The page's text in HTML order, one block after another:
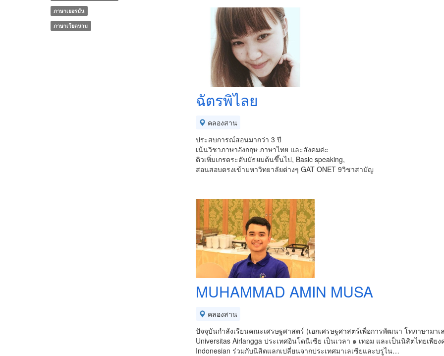
ฉัตรพิไลย
คลองสาน
ประสบการณ์สอนมากว่า 3 ปี
เน้นวิชาภาษาอังกฤษ ภาษาไทย และสังคมค่ะ
ติวเพิ่มเกรดระดับมัธยมต้นขึ้นไป, Basic speaking,
สอนสอบตรงเข้ามหาวิทยาลัยต่างๆ GAT ONET 9วิชาสามัญ
MUHAMMAD AMIN MUSA
คลองสาน
ปัจจุบันกำลังเรียนคณะเศรษฐศาสตร์ (เอกเศรษฐศาสตร์เพื่อการพัฒนา โทภาษาม
Universitas Airlangga ประเทศอินโดนีเซีย เป็นเวลา ๑ เทอม และเป็นนิสิตไทยเพี
Indonesian ร่วมกับนิสิตแลกเปลี่ยนจากประเทศมาเลเซียและบรูไน…
ภาษาเยอรมัน
ภาษาเวียดนาม